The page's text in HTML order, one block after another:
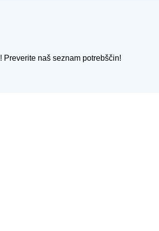
naš seznam potrebščin!